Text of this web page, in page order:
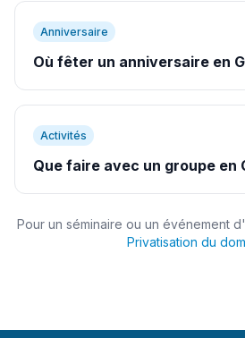
Anniversaire
Où fêter un anniversaire en
Activités
Que faire avec un groupe en
Pour un séminaire ou un événement
Privatisation du